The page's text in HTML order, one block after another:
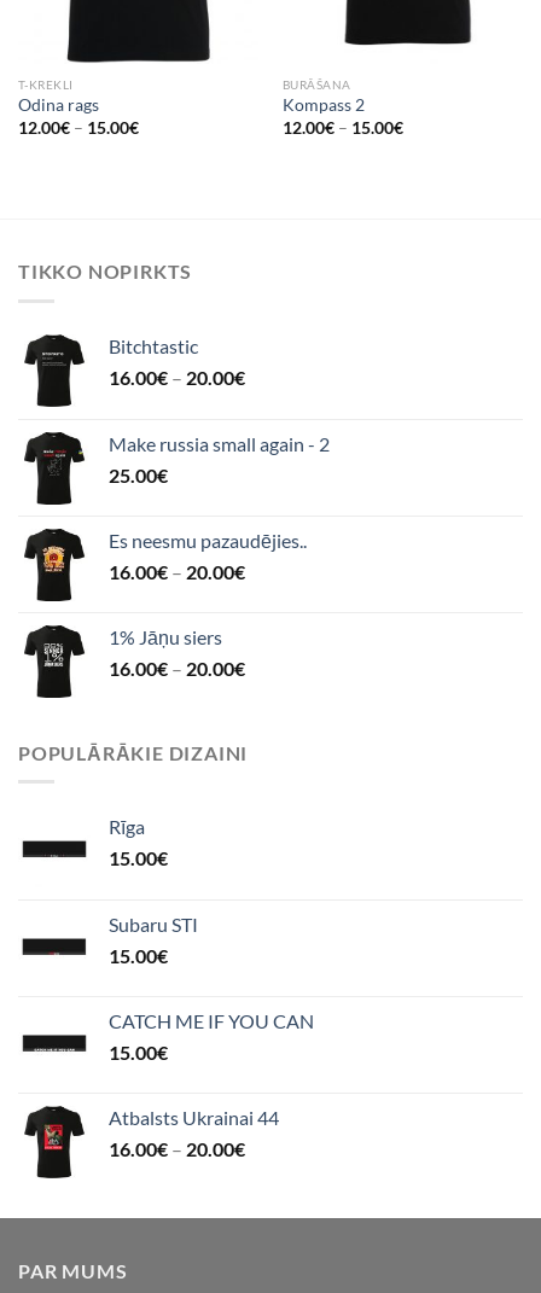
T-KREKLI
Odina rags
12.00€– 15.00€
BURĀŠANA
Kompass 2
12.00€– 15.00€
TIKKO NOPIRKTS
Bitchtastic
16.00€ – 20.00€
Make russia small again - 2
25.00€
Es neesmu pazaudējies..
16.00€ – 20.00€
1% Jāņu siers
16.00€ – 20.00€
POPULĀRĀKIE DIZAINI
Rīga
15.00€
Subaru STI
15.00€
CATCH ME IF YOU CAN
15.00€
Atbalsts Ukrainai 44
16.00€ – 20.00€
PAR MUMS